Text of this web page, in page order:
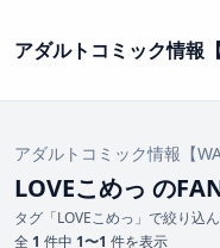
アダルトコミック情報【
アダルトコミック情報【
LOVEこめっ の
タグ「LOVEこめっ」で絞り込
全 1 件中 1〜1 件を表示